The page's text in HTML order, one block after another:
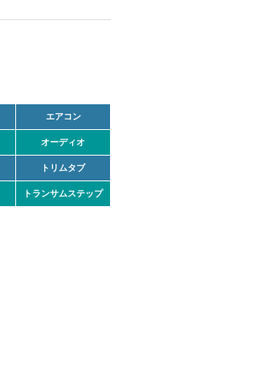
エアコン
オーディオ
トリムタブ
トランサムステップ